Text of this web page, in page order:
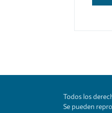
Todos los
Se pueden